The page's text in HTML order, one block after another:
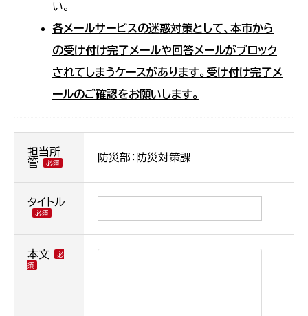
い。
各メールサービスの迷惑対策として、本市から
の受け付け完了メールや回答メールがブロック
されてしまうケースがあります。受け付け完了メ
ールのご確認をお願いします。
担当所
管
防災部：防災対策課
タイトル
本文